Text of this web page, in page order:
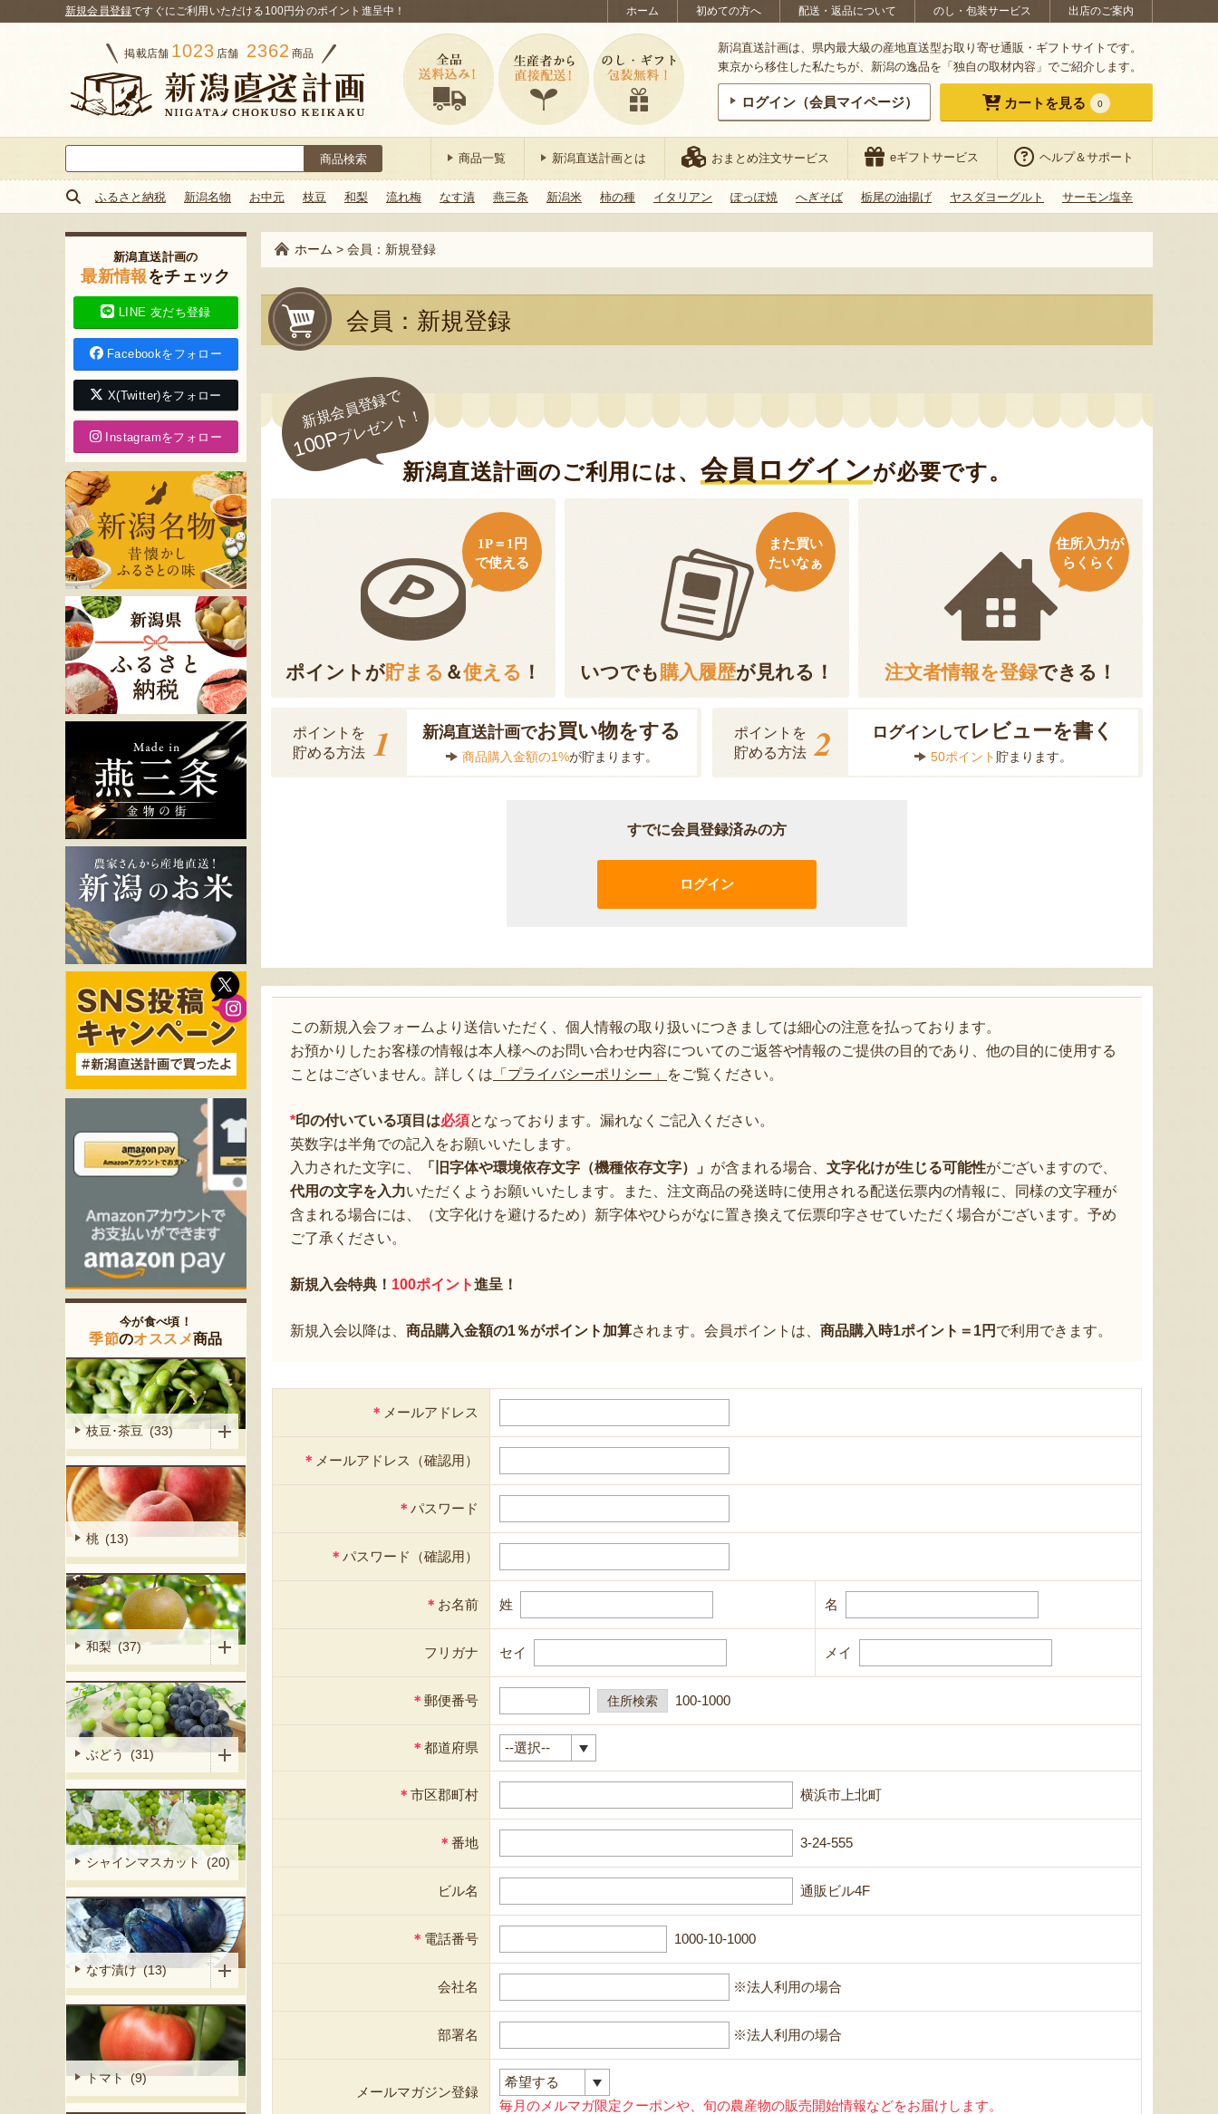
ホーム 初めての方へ 配送・返品について のし・包装サービス 出店のご案内
新規会員登録ですぐにご利用いただける100円分のポイント進呈中！
掲載店舗 1023 店舗 2362 商品
新潟直送計画は、県内最大級の産地直送型お取り寄せ通販・ギフトサイトです。
東京から移住した私たちが、新潟の逸品を「独自の取材内容」でご紹介します。
ログイン（会員マイページ） カートを見る 0
索:
商品一覧 新潟直送計画とは おまとめ注文サービス eギフトサービス ヘルプ＆サポート
ふるさと納税 新潟名物 お中元 枝豆 和梨 流れ梅 なす漬 燕三条 新潟米 柿の種 イタリアン ぽっぽ焼 へぎそば 栃尾の油揚げ ヤスダヨーグルト サーモン塩辛
ホーム > 会員：新規登録
会員：新規登録
新規会員登録で
100Pプレゼント！
新潟直送計画のご利用には、 会員ログインが必要です。
ポイントが貯まる ＆使える ！
1P＝1円
で使える
いつでも購入履歴が見れる！
また買い
たいなぁ
注文者情報を登録できる！
住所入力が
らくらく
ポイントを
貯める方法 1 新潟直送計画でお買い物をする
商品購入金額の1%が貯まります。
ポイントを
貯める方法 2 ログインして レビューを書く
50ポイント 貯まります。
すでに会員登録済みの方
ログイン
この新規入会フォームより送信いただく、個人情報の取り扱いにつきましては細心の注意を払っております。
お預かりしたお客様の情報は本人様へのお問い合わせ内容についてのご返答や情報のご提供の目的であり、他の目的に使用する
ことはございません。詳しくは 「プライバシーポリシー」 をご覧ください。
*印の付いている項目は必須となっております。漏れなくご記入ください。
英数字は半角での記入をお願いいたします。
入力された文字に、
「旧字体や環境依存文字（機種依存文字）」 が含まれる場合、 文字化けが生じる可能性がございますので、
代用の文字を入力いただくようお願いいたします。また、注文商品の発送時に使用される配送伝票内の情報に、同様の文字種が
含まれる場合には、（文字化けを避けるため）新字体やひらがなに置き換えて伝票印字させていただく場合がございます。予め
ご了承ください。
新規入会特典！ 100ポイント進呈！
新規入会以降は、 商品購入金額の1％がポイント加算されます。会員ポイントは、 商品購入時1ポイント＝1円 で利用できます。
＊ メールアドレス
＊ メールアドレス（確認用）
＊ パスワード
＊ パスワード（確認用）
＊ お名前 姓 名
フリガナ セイ メイ
＊ 郵便番号 100-1000
＊ 都道府県
＊ 市区郡町村 横浜市上北町
＊ 番地 3-24-555
ビル名 通販ビル4F
＊ 電話番号 1000-10-1000
会社名 ※法人利用の場合
部署名 ※法人利用の場合
メールマガジン登録
毎月のメルマガ限定クーポンや、旬の農産物の販売開始情報などをお届けします。
新潟直送計画の
最新情報をチェック
LINE 友だち登録
Facebookをフォロー
X(Twitter)をフォロー
Instagramをフォロー
今が食べ頃！
季節のオススメ商品
枝豆･茶豆 (33)
桃 (13)
和梨 (37)
ぶどう (31)
シャインマスカット (20)
なす漬け (13)
トマト (9)